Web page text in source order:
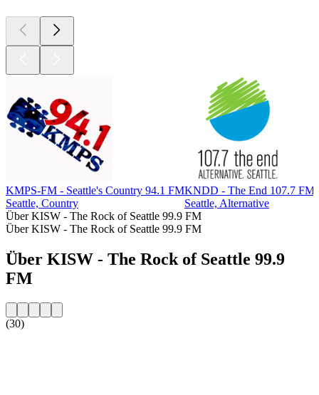
KMPS-FM - Seattle's Country 94.1 FM
Seattle, Country
KNDD - The End 107.7 FM
Seattle, Alternative
Über KISW - The Rock of Seattle 99.9 FM
Über KISW - The Rock of Seattle 99.9 FM
Über KISW - The Rock of Seattle 99.9
FM
(30)